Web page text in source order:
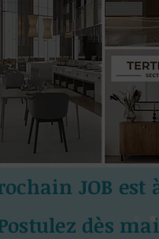
JOB est
dès